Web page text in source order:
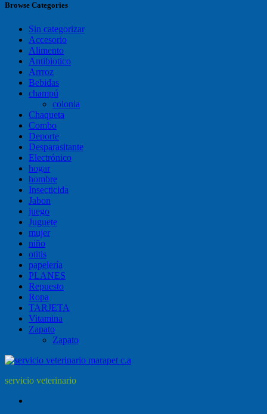
Browse Categories
Sin categorizar
Accesorio
Alimento
Antibiotico
Arrroz
Bebidas
champú
colonia
Chaqueta
Combo
Deporte
Desparasitante
Electrónico
hogar
hombre
Insecticida
Jabon
juego
Juguete
mujer
niño
otitis
papelería
PLANES
Repuesto
Ropa
TARJETA
Vitamina
Zapato
Zapato
servicio veterinario